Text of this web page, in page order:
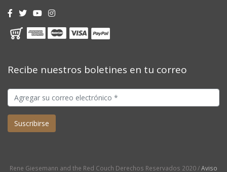
Recibe nuestros boletines en tu correo
Rene Giesemann and the Red Couch Derechos Reservados 2020 /Aviso